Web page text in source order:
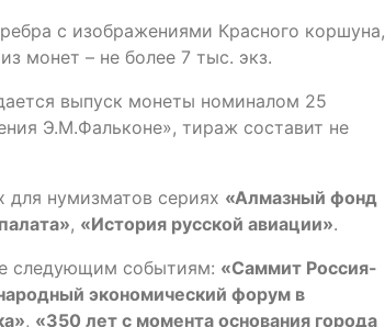
с изображениями Красного коршуна,
монет – не более 7 тыс. экз.
выпуск монеты номиналом 25
Э.М.Фальконе», тираж составит не
нумизматов сериях «Алмазный фонд
, «История русской авиации».
следующим событиям: «Саммит Россия-
экономический форум в
, «350 лет с момента основания города